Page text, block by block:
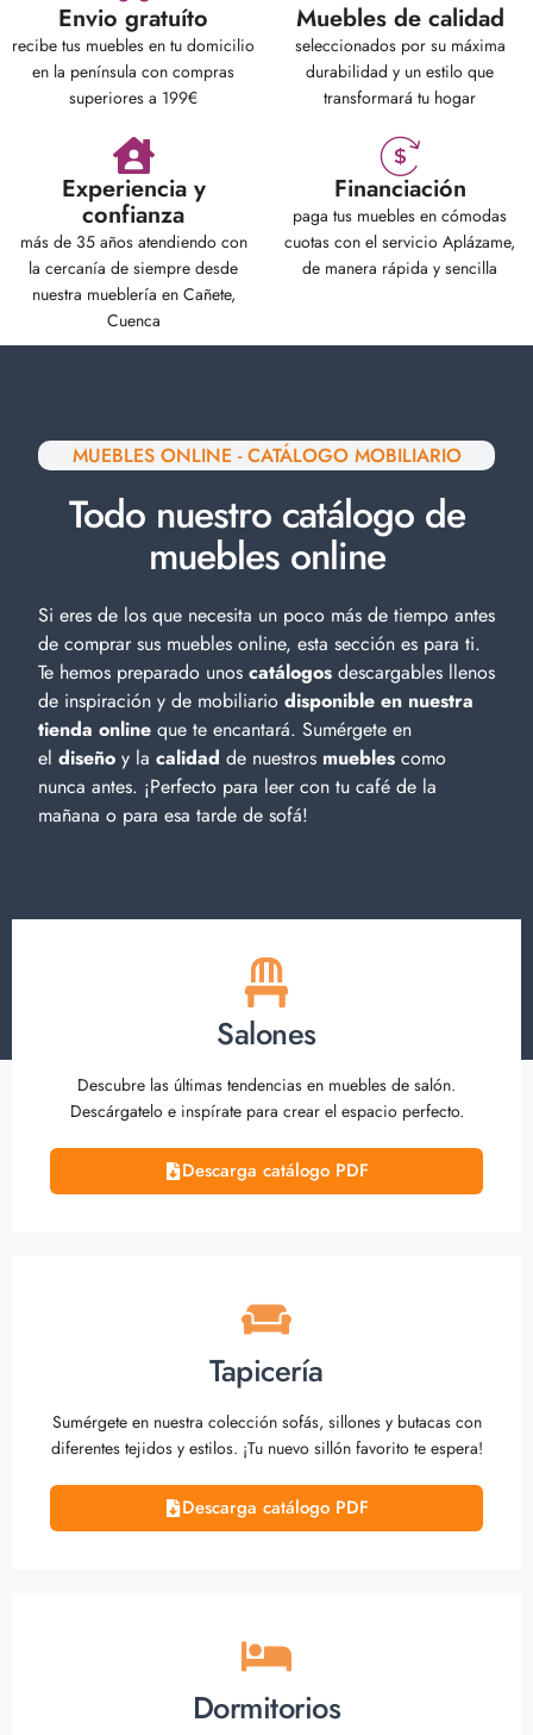
Envio gratuíto
recibe tus muebles en tu domicilio
en la península con compras
superiores a 199€
Muebles de calidad
seleccionados por su máxima
durabilidad y un estilo que
transformará tu hogar
Experiencia y
confianza
más de 35 años atendiendo con
la cercanía de siempre desde
nuestra mueblería en Cañete,
Cuenca
Financiación
paga tus muebles en cómodas
cuotas con el servicio Aplázame,
de manera rápida y sencilla
MUEBLES ONLINE - CATÁLOGO MOBILIARIO
Todo nuestro catálogo de
muebles online
Si eres de los que necesita un poco más de tiempo antes
de comprar sus muebles online, esta sección es para ti.
Te hemos preparado unos catálogos descargables llenos
de inspiración y de mobiliario disponible en nuestra
tienda online que te encantará. Sumérgete en
el diseño y la calidad de nuestros muebles como
nunca antes. ¡Perfecto para leer con tu café de la
mañana o para esa tarde de sofá!
Salones
Descubre las últimas tendencias en muebles de salón.
Descárgatelo e inspírate para crear el espacio perfecto.
Descarga catálogo PDF
Tapicería
Sumérgete en nuestra colección sofás, sillones y butacas con
diferentes tejidos y estilos. ¡Tu nuevo sillón favorito te espera!
Descarga catálogo PDF
Dormitorios